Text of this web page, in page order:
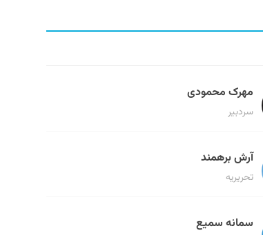
مهرک محمودی
سردبیر
آرش برهمند
تحریریه
سمانه سمیع